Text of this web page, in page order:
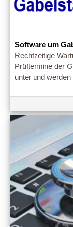
Software um
Rechtzeitige
Prüftermine der
unter und